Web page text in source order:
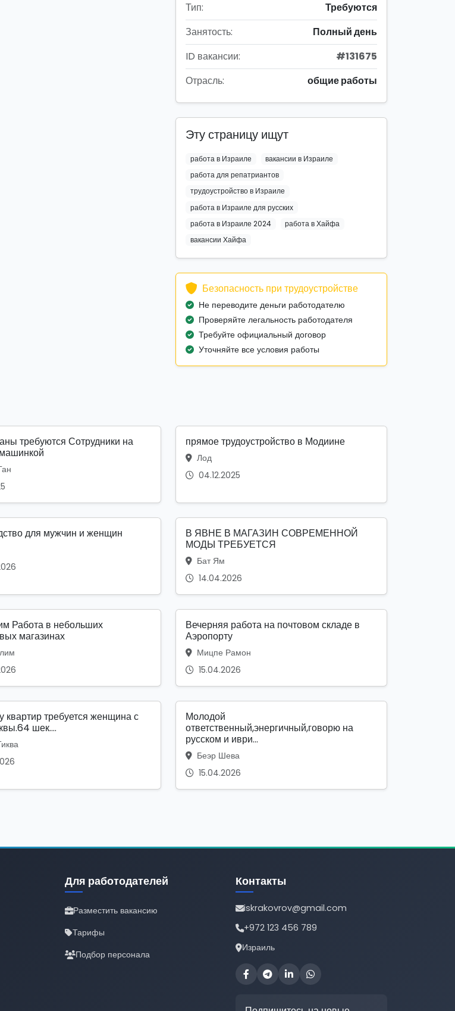
Тип:
Требуются
Занятость:
Полный день
ID вакансии:
#131675
Отрасль:
общие работы
Эту страницу ищут
работа в Израиле
вакансии в Израиле
работа для репатриантов
трудоустройство в Израиле
работа в Израиле для русских
работа в Израиле 2024
работа в Хайфа
вакансии Хайфа
Безопасность при трудоустройстве
Не переводите деньги работодателю
Проверяйте легальность работодателя
Требуйте официальный договор
Уточняйте все условия работы
требуются Сотрудники на
прямое трудоустройство в Модиине
Лод
04.12.2025
для мужчин и женщин
В ЯВНЕ В МАГАЗИН СОВРЕМЕННОЙ
МОДЫ ТРЕБУЕТСЯ
Бат Ям
14.04.2026
Работа в небольших
магазинах
Вечерняя работа на почтовом складе в
Аэропорту
Мицпе Рамон
15.04.2026
квартир требуется женщина с
шек....
Молодой
ответственный,энергичный,говорю на
русском и иври...
Беэр Шева
15.04.2026
Для работодателей
Разместить вакансию
Тарифы
Подбор персонала
Контакты
iskrakovrov@gmail.com
+972 123 456 789
Израиль